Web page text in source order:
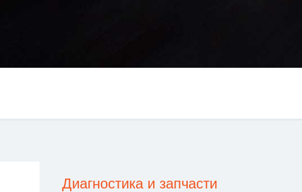
Диагностика и запчасти